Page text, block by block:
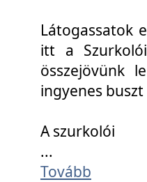
Látogassatok
itt a
összejövünk
ingyenes
A szurkolói
...
Tovább